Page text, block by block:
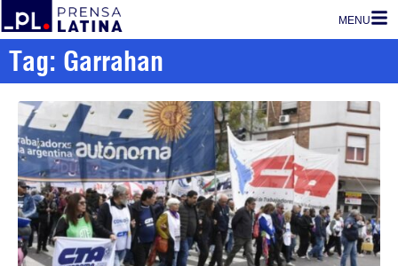
MENU
Tag: Garrahan